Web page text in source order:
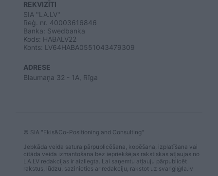
REKVIZĪTI
SIA "LA.LV"
Reģ. nr. 40003616846
Banka: Swedbanka
Kods: HABALV22
Konts: LV64HABA0551043479309
ADRESE
Blaumaņa 32 - 1A, Rīga
© SIA "Ekis&Co-Positioning and Consulting"
Jebkāda veida satura pārpublicēšana, kopēšana, izplatīšana vai
citāda veida izmantošana bez iepriekšējas rakstiskas atļaujas no
LA.LV redakcijas ir aizliegta. Lai saņemtu atļauju pārpublicēt
rakstus, lūdzu, sazinieties ar redakciju, rakstot uz svarigi@la.lv